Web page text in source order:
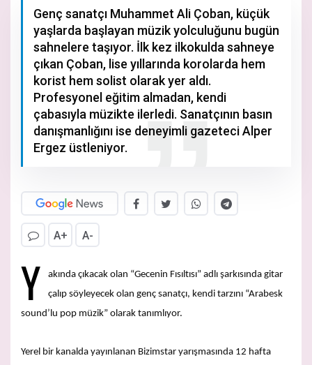
Genç sanatçı Muhammet Ali Çoban, küçük
yaşlarda başlayan müzik yolculuğunu bugün
sahnelere taşıyor. İlk kez ilkokulda sahneye
çıkan Çoban, lise yıllarında korolarda hem
korist hem solist olarak yer aldı.
Profesyonel eğitim almadan, kendi
çabasıyla müzikte ilerledi. Sanatçının basın
danışmanlığını ise deneyimli gazeteci Alper
Ergez üstleniyor.
A+ A-
Y
akında çıkacak olan “Gecenin Fısıltısı” adlı şarkısında gitar
çalıp söyleyecek olan genç sanatçı, kendi tarzını “Arabesk
sound’lu pop müzik” olarak tanımlıyor.
Yerel bir kanalda yayınlanan Bizimstar yarışmasında 12 hafta